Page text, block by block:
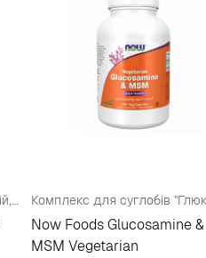
Мінеральний комплекс "Кальцій, магній, цинк"
Now Foods Glucosamine &
MSM Vegetarian